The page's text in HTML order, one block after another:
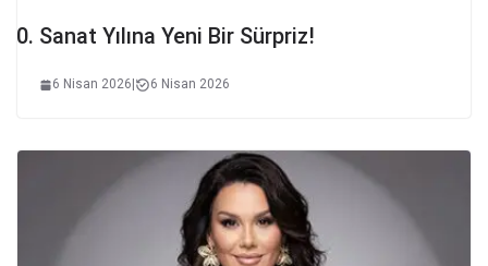
Sanat Yılına Yeni Bir Sürpriz!
6 Nisan 2026 6 Nisan 2026